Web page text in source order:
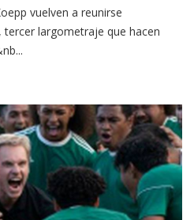
vuelven a reunirse
tercer largometraje que hacen